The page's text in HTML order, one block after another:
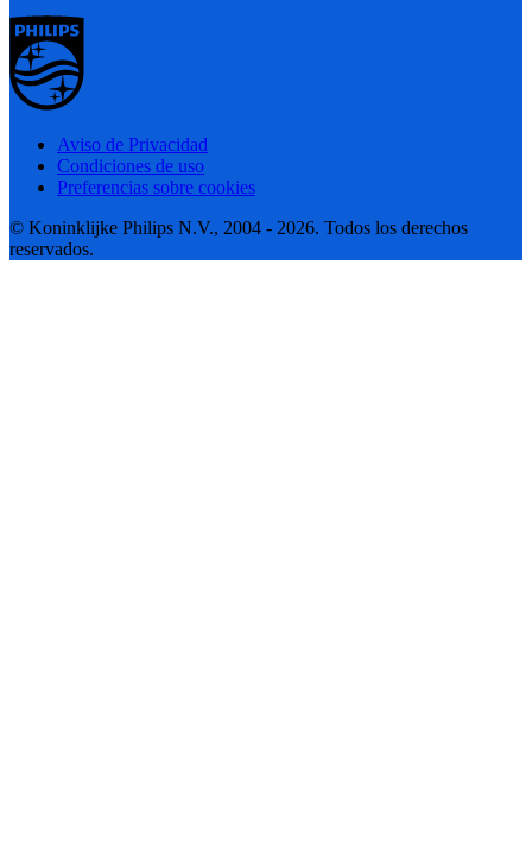
Aviso de Privacidad
Condiciones de uso
Preferencias sobre cookies
© Koninklijke Philips N.V., 2004 - 2026. Todos los derechos
reservados.